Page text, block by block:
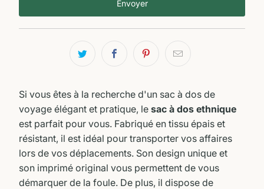
product
nouveau
-
{{
url
}}:
Si vous êtes à la recherche d'un sac à dos de
voyage élégant et pratique, le sac à dos ethnique
est parfait pour vous. Fabriqué en tissu épais et
résistant, il est idéal pour transporter vos affaires
lors de vos déplacements. Son design unique et
son imprimé original vous permettent de vous
démarquer de la foule. De plus, il dispose de